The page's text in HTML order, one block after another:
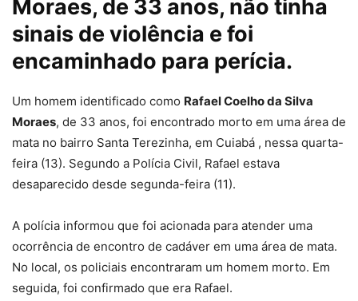
Moraes, de 33 anos, não tinha
sinais de violência e foi
encaminhado para perícia.
Um homem identificado como Rafael Coelho da Silva
Moraes, de 33 anos, foi encontrado morto em uma área de
mata no bairro Santa Terezinha, em Cuiabá , nessa quarta-
feira (13). Segundo a Polícia Civil, Rafael estava
desaparecido desde segunda-feira (11).
A polícia informou que foi acionada para atender uma
ocorrência de encontro de cadáver em uma área de mata.
No local, os policiais encontraram um homem morto. Em
seguida, foi confirmado que era Rafael.